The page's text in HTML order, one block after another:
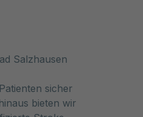
Salzhausen
sicher
bieten wir